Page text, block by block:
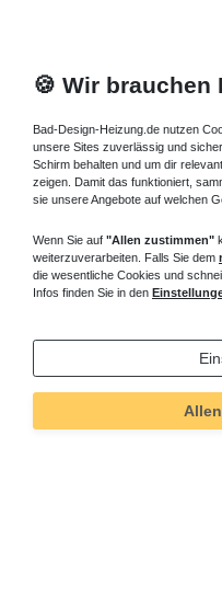
🍪 Wir brauchen
Bad-Design-Heizung.de nutzen
unsere Sites zuverlässig und
Schirm behalten und um dir
zeigen. Damit das funktioniert,
sie unsere Angebote auf welchen
Wenn Sie auf "Allen zustimmen"
weiterzuverarbeiten. Falls Sie dem
die wesentliche Cookies und
Infos finden Sie in den